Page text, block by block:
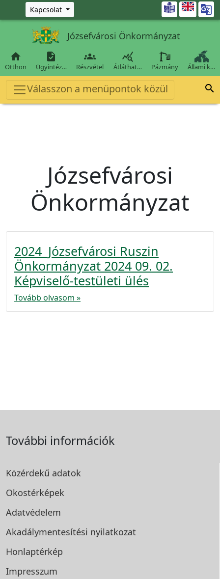
Ugrás a fő tartalomra
Kapcsolat 
Józsefvárosi Önkormányzat

Otthon

Ügyintéz…

Részvétel

Átláthat… Pázmány Állami k…
Válasszon a menüpontok közül 
Józsefvárosi
Önkormányzat
2024_Józsefvárosi Ruszin
Önkormányzat 2024 09. 02.
Képviselő-testületi ülés
Tovább olvasom »
További információk
Közérdekű adatok
Okostérképek
Adatvédelem
Akadálymentesítési nyilatkozat
Honlaptérkép
Impresszum